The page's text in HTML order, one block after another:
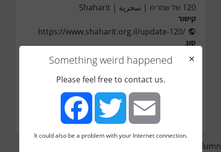
120 של שחרית | سحرية | Shaharit
קישור
https://www.shaharit.org.il/update-120/
סוג
הכשרה
נטייה פוליטית (אם יש)
comments aligned with the main column
Something weird happened
✕
Please feel free to contact us.
FacebookTwitter Email
It could also be a problem with your Internet connection.